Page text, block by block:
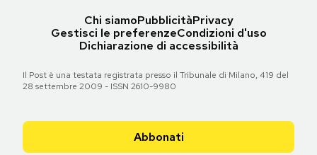
Chi siamoPubblicitàPrivacy
Gestisci le preferenzeCondizioni d'uso
Dichiarazione di accessibilità
Il Post è una testata registrata presso il Tribunale di Milano, 419 del
28 settembre 2009 - ISSN 2610-9980
Abbonati